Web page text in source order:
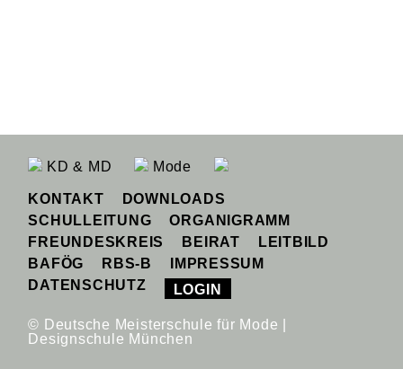
KD & MD Mode
KONTAKT
DOWNLOADS
SCHULLEITUNG
ORGANIGRAMM
FREUNDESKREIS
BEIRAT
LEITBILD
BAFÖG
RBS-B
IMPRESSUM
DATENSCHUTZ
LOGIN
© Deutsche Meisterschule für Mode |
Designschule München